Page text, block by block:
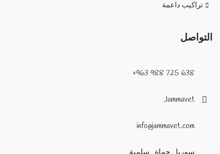
تراكيب داعمة
التواصل
638 725 988 963+
Jammavet
info@jammavet.com